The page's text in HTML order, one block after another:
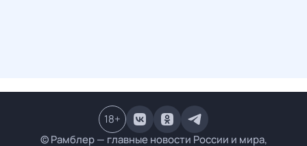
© Рамблер — главные новости России и мира,
18+